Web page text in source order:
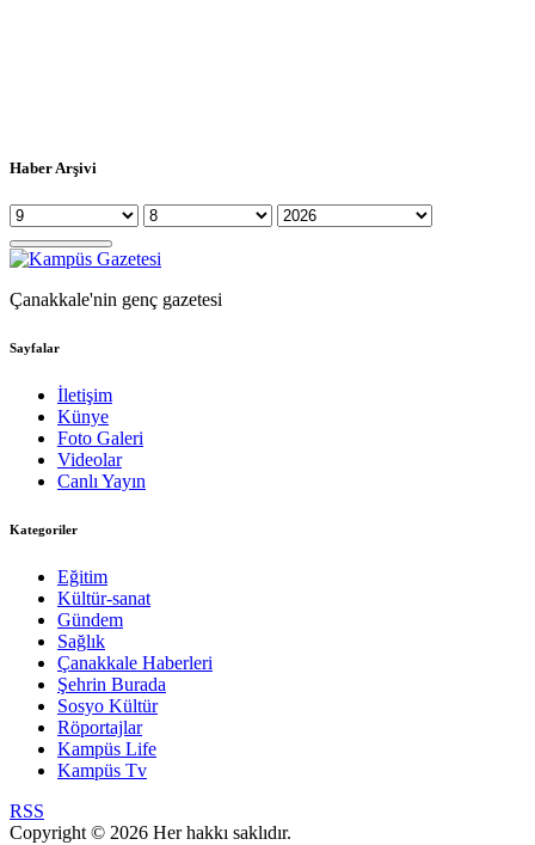
Haber Arşivi
Çanakkale'nin genç gazetesi
Sayfalar
İletişim
Künye
Foto Galeri
Videolar
Canlı Yayın
Kategoriler
Eğitim
Kültür-sanat
Gündem
Sağlık
Çanakkale Haberleri
Şehrin Burada
Sosyo Kültür
Röportajlar
Kampüs Life
Kampüs Tv
RSS
Copyright © 2026 Her hakkı saklıdır.